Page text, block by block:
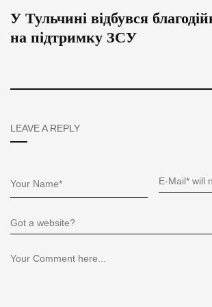
У Тульчині відбувся
на підтримку ЗСУ
LEAVE A REPLY